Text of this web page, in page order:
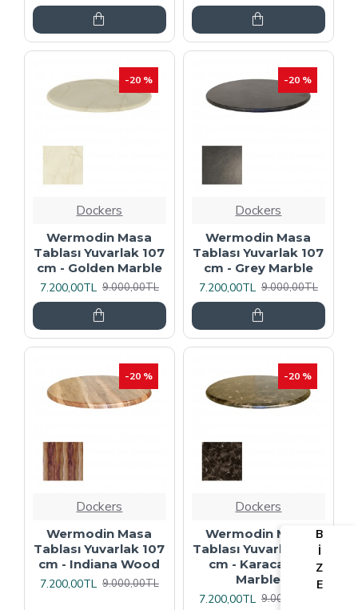
-20 %
Dockers
Wermodin Masa
Tablası Yuvarlak 107
cm - Golden Marble
7.200,00TL 9.000,00TL
-20 %
Dockers
Wermodin Masa
Tablası Yuvarlak 107
cm - Grey Marble
7.200,00TL 9.000,00TL
-20 %
Dockers
Wermodin Masa
Tablası Yuvarlak 107
cm - Indiana Wood
7.200,00TL 9.000,00TL
-20 %
Dockers
Wermodin Masa
Tablası Yuvarlak 107
cm - Karacabey
Marble
7.200,00TL 9.000,00TL
B
İ
Z
E